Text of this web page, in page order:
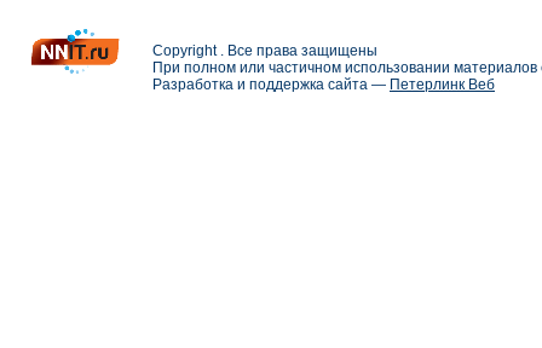
Copyright . Все права защищены
При полном или частичном использовании
Разработка и поддержка сайта — Петерлинк Веб